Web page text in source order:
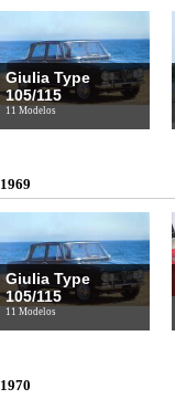
Giulia Type
105/115
11 Modelos
1969
Giulia Type
105/115
11 Modelos
1970